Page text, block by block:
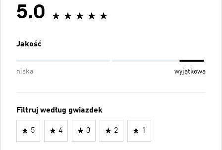
5.0
Jakość
niska wyjątkowa
Filtruj według gwiazdek
5 4 3 2 1